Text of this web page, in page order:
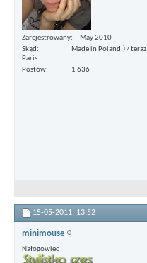
Zarejestrowany
May 2010
Skąd
Made in Poland;) / teraz
Paris
Postów
1 636
15-05-2011, 13:52
minimouse
Nałogowiec